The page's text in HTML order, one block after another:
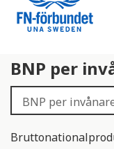
BNP per